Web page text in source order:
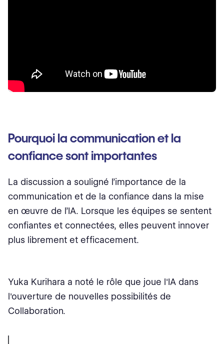
Pourquoi la communication et la
confiance sont importantes
La discussion a souligné l’importance de la
communication et de la confiance dans la mise
en œuvre de l’IA. Lorsque les équipes se sentent
confiantes et connectées, elles peuvent innover
plus librement et efficacement.
Yuka Kurihara a noté le rôle que joue l'IA dans
l'ouverture de nouvelles possibilités de
Collaboration.